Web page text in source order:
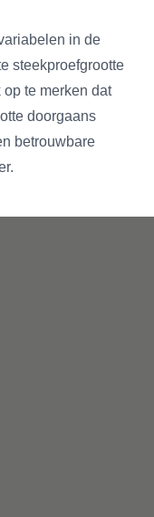
in de
steekproefgrootte
te merken dat
doorgaans
betrouwbare